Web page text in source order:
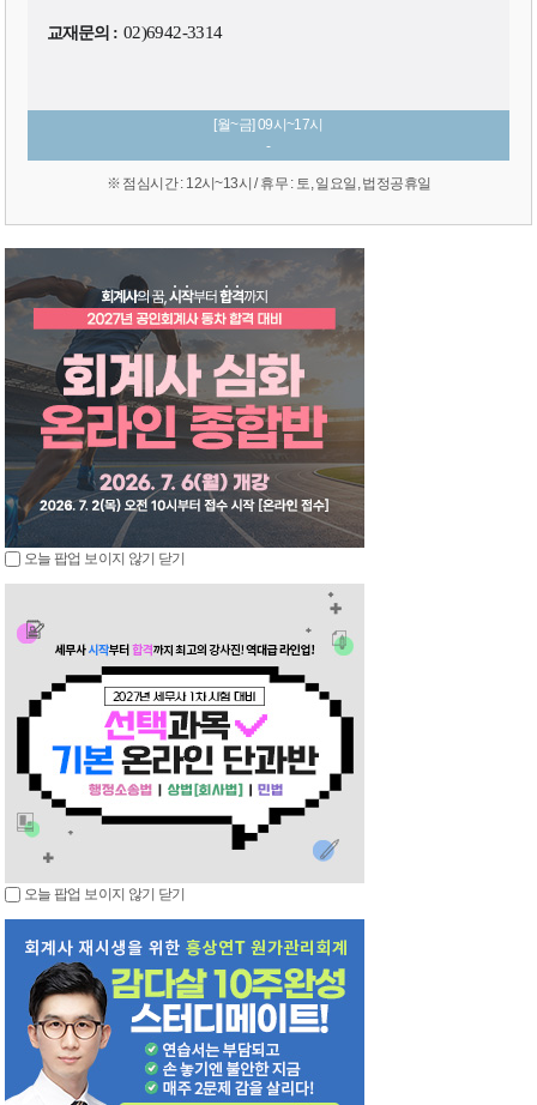
교재문의 : 02)6942-3314
[월~금] 09시~17시
-
※ 점심시간 : 12시~13시 / 휴무 : 토, 일요일, 법정공휴일
오늘 팝업 보이지 않기 닫기
오늘 팝업 보이지 않기 닫기